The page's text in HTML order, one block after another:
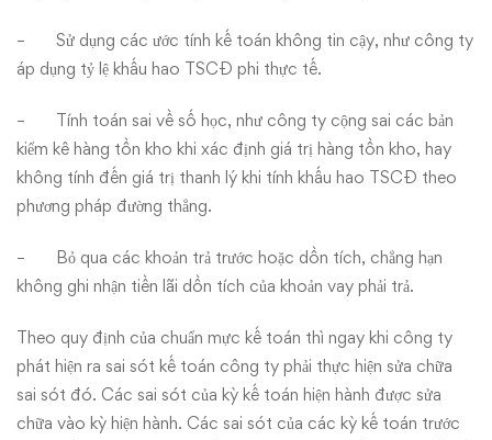
– Sử dụng các ước tính kế toán không tin cậy, như công ty
áp dụng tỷ lệ khấu hao TSCĐ phi thực tế.
– Tính toán sai về số học, như công ty cộng sai các bản
kiểm kê hàng tồn kho khi xác định giá trị hàng tồn kho, hay
không tính đến giá trị thanh lý khi tính khấu hao TSCĐ theo
phương pháp đường thẳng.
– Bỏ qua các khoản trả trước hoặc dồn tích, chẳng hạn
không ghi nhận tiền lãi dồn tích của khoản vay phải trả.
Theo quy định của chuẩn mực kế toán thì ngay khi công ty
phát hiện ra sai sót kế toán công ty phải thực hiện sửa chữa
sai sót đó. Các sai sót của kỳ kế toán hiện hành được sửa
chữa vào kỳ hiện hành. Các sai sót của các kỳ kế toán trước